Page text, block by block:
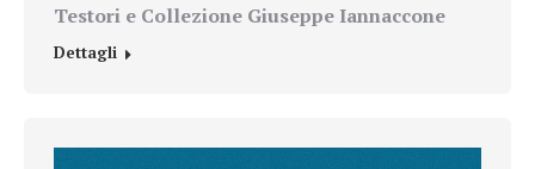
Testori e Collezione Giuseppe Iannaccone
Dettagli